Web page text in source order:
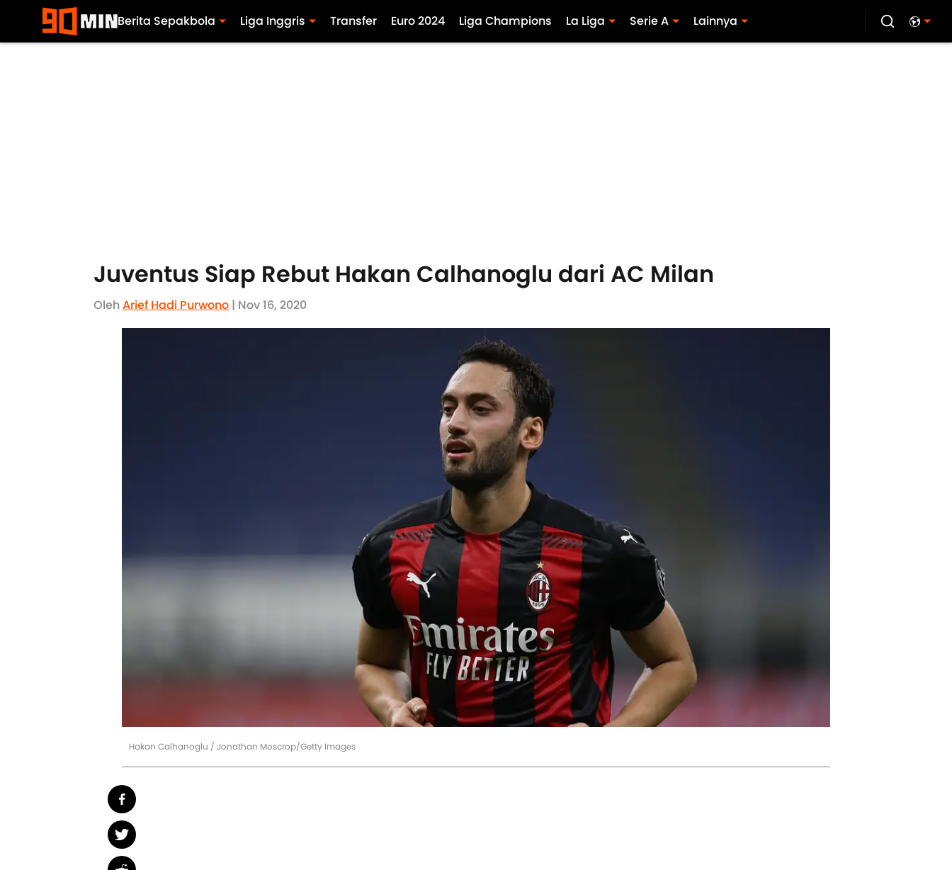
Berita Sepakbola Liga Inggris Transfer Euro 2024 Liga Champions La Liga Serie A Lainnya
Juventus Siap Rebut Hakan Calhanoglu dari AC Milan
OlehArief Hadi Purwono | Nov 16, 2020
Hakan Calhanoglu / Jonathan Moscrop/Getty Images